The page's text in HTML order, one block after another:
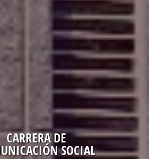
CARRERA DE
SOCIAL